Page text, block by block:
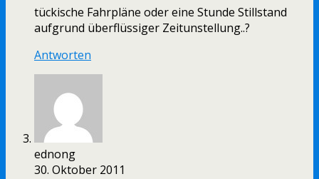
tückische Fahrpläne oder eine Stunde Stillstand
aufgrund überflüssiger Zeitunstellung..?
Antworten
ednong
30. Oktober 2011